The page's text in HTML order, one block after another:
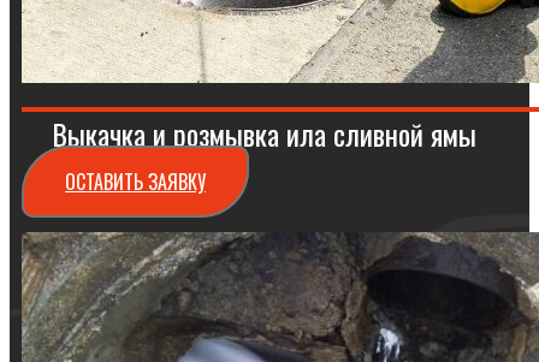
Выкачка и розмывка ила сливной ямы
ОСТАВИТЬ ЗАЯВКУ